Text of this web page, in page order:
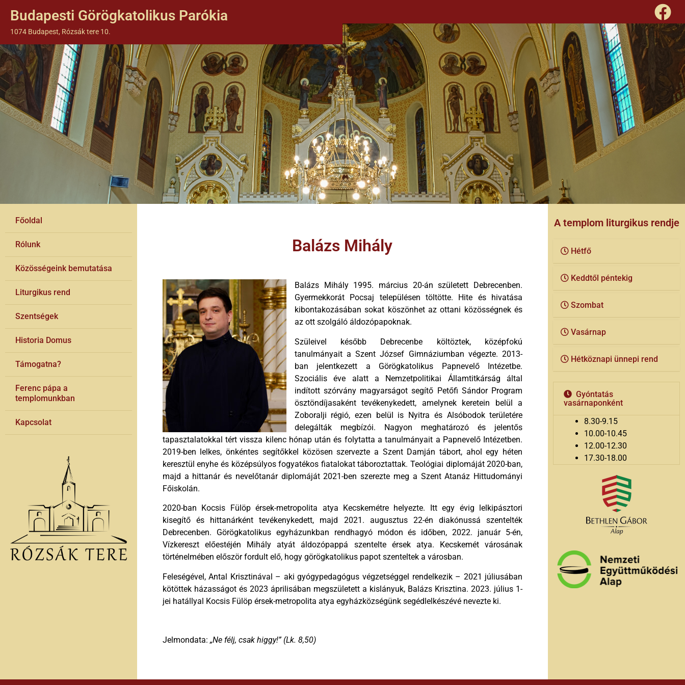
Budapesti Görögkatolikus Parókia
1074 Budapest, Rózsák tere 10.
Főoldal
Rólunk
Közösségeink bemutatása
Liturgikus rend
Szentségek
Historia Domus
Támogatna?
Ferenc pápa a
templomunkban
Kapcsolat
Balázs Mihály
Balázs Mihály 1995. március 20-án született Debrecenben.
Gyermekkorát Pocsaj településen töltötte. Hite és hivatása
kibontakozásában sokat köszönhet az ottani közösségnek és
az ott szolgáló áldozópapoknak.
Szüleivel később Debrecenbe költöztek, középfokú
tanulmányait a Szent József Gimnáziumban végezte. 2013-
ban jelentkezett a Görögkatolikus Papnevelő Intézetbe.
Szociális éve alatt a Nemzetpolitikai Államtitkárság által
indított szórvány magyarságot segítő Petőfi Sándor Program
ösztöndíjasaként tevékenykedett, amelynek keretein belül a
Zoboralji régió, ezen belül is Nyitra és Alsóbodok területére
delegálták megbízói. Nagyon meghatározó és jelentős
tapasztalatokkal tért vissza kilenc hónap után és folytatta a tanulmányait a Papnevelő Intézetben.
2019-ben lelkes, önkéntes segítőkkel közösen szervezte a Szent Damján tábort, ahol egy héten
keresztül enyhe és középsúlyos fogyatékos fiatalokat táboroztattak. Teológiai diplomáját 2020-ban,
majd a hittanár és nevelőtanár diplomáját 2021-ben szerezte meg a Szent Atanáz Hittudományi
Főiskolán.
2020-ban Kocsis Fülöp érsek-metropolita atya Kecskemétre helyezte. Itt egy évig lelkipásztori
kisegítő és hittanárként tevékenykedett, majd 2021. augusztus 22-én diakónussá szentelték
Debrecenben. Görögkatolikus egyházunkban rendhagyó módon és időben, 2022. január 5-én,
Vízkereszt előestéjén Mihály atyát áldozópappá szentelte érsek atya. Kecskemét városának
történelmében először fordult elő, hogy görögkatolikus papot szenteltek a városban.
Feleségével, Antal Krisztinával – aki gyógypedagógus végzetséggel rendelkezik – 2021 júliusában
kötöttek házasságot és 2023 áprilisában megszületett a kislányuk, Balázs Krisztina. 2023. július 1-
jei hatállyal Kocsis Fülöp érsek-metropolita atya egyházközségünk segédlelkészévé nevezte ki.
Jelmondata: „Ne félj, csak higgy!” (Lk. 8,50)
A templom liturgikus rendje
Hétfő
Keddtől péntekig
Szombat
Vasárnap
Hétköznapi ünnepi rend
Gyóntatás
vasárnaponként
8.30-9.15
10.00-10.45
12.00-12.30
17.30-18.00